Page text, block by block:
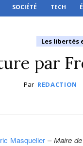
SOCIÉTÉ TECH
Les libertés
par
Par REDACTION
Masquelier–Maire